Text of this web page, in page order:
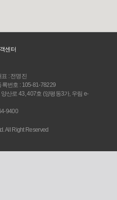
센터
표 : 전명진
록번호 : 105-81-78229
산로 43, 407호 (양평동3가, 우림 e-
9400
All Right Reserved